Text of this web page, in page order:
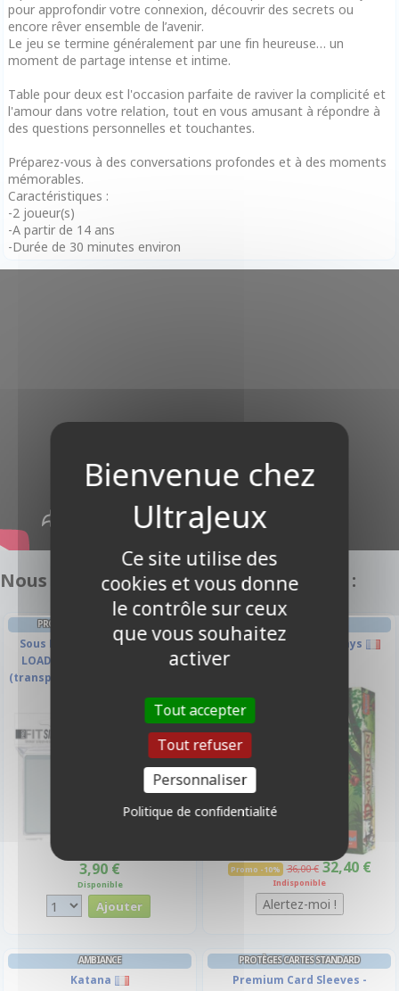
pour approfondir votre connexion, découvrir des secrets ou
encore rêver ensemble de l’avenir.
Le jeu se termine généralement par une fin heureuse… un
moment de partage intense et intime.
Table pour deux est l'occasion parfaite de raviver la complicité et
l'amour dans votre relation, tout en vous amusant à répondre à
des questions personnelles et touchantes.
Préparez-vous à des conversations profondes et à des moments
mémorables.
Caractéristiques :
-2 joueur(s)
-A partir de 14 ans
-Durée de 30 minutes environ
Nous vous recommandons également :
PROTÈGES CARTES FORMAT JAP
Sous Protection Pro-fit SIDE
LOAD Ultrapro - Taille Small
(transparentes Souples par 100)
3,90 €
Disponible
Dominion - L'arrière Pays
Promo -10% 36,00 € 32,40 €
Indisponible
AMBIANCE
Katana
PROTÈGES CARTES STANDARD
Premium Card Sleeves -
Ce site utilise des
cookies et vous donne
le contrôle sur ceux
que vous souhaitez
activer
Tout accepter
Tout refuser
Personnaliser
Politique de confidentialité